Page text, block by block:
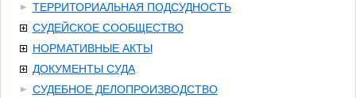
ТЕРРИТОРИАЛЬНАЯ ПОДСУДНОСТЬ
СУДЕЙСКОЕ СООБЩЕСТВО
НОРМАТИВНЫЕ АКТЫ
ДОКУМЕНТЫ СУДА
СУДЕБНОЕ ДЕЛОПРОИЗВОДСТВО